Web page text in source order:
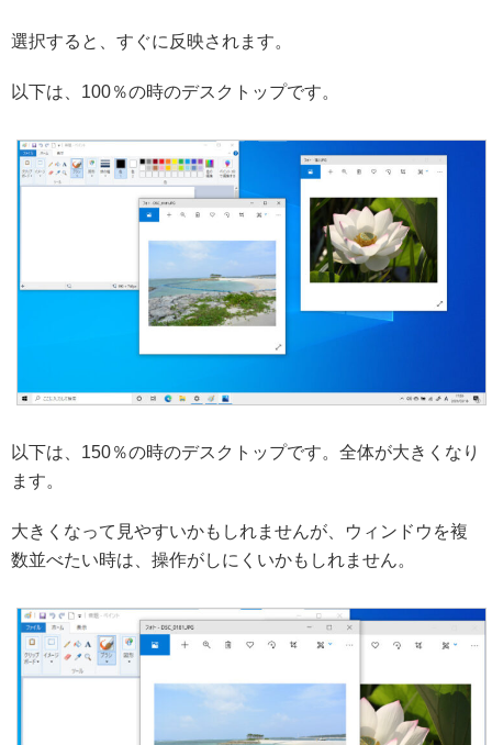
選択すると、すぐに反映されます。
以下は、100％の時のデスクトップです。
以下は、150％の時のデスクトップです。全体が大きくなり
ます。
大きくなって見やすいかもしれませんが、ウィンドウを複
数並べたい時は、操作がしにくいかもしれません。